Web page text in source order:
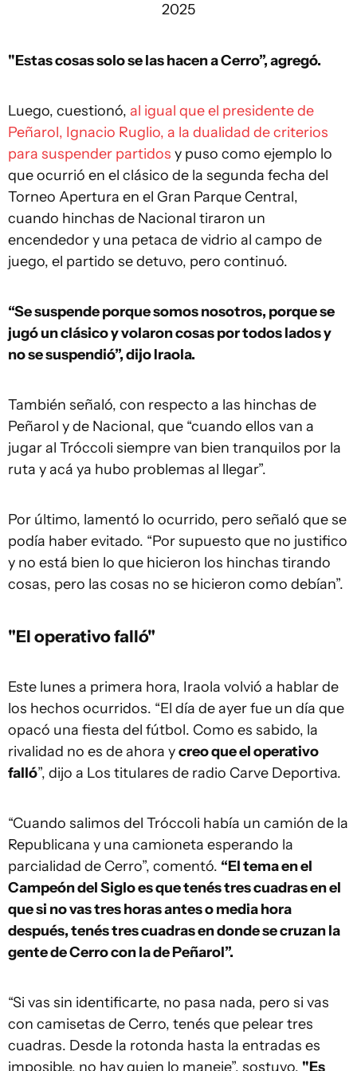
2025
"Estas cosas solo se las hacen a Cerro”, agregó.
Luego, cuestionó, al igual que el presidente de
Peñarol, Ignacio Ruglio, a la dualidad de criterios
para suspender partidos y puso como ejemplo lo
que ocurrió en el clásico de la segunda fecha del
Torneo Apertura en el Gran Parque Central,
cuando hinchas de Nacional tiraron un
encendedor y una petaca de vidrio al campo de
juego, el partido se detuvo, pero continuó.
“Se suspende porque somos nosotros, porque se
jugó un clásico y volaron cosas por todos lados y
no se suspendió”, dijo Iraola.
También señaló, con respecto a las hinchas de
Peñarol y de Nacional, que “cuando ellos van a
jugar al Tróccoli siempre van bien tranquilos por la
ruta y acá ya hubo problemas al llegar”.
Por último, lamentó lo ocurrido, pero señaló que se
podía haber evitado. “Por supuesto que no justifico
y no está bien lo que hicieron los hinchas tirando
cosas, pero las cosas no se hicieron como debían”.
"El operativo falló"
Este lunes a primera hora, Iraola volvió a hablar de
los hechos ocurridos. “El día de ayer fue un día que
opacó una fiesta del fútbol. Como es sabido, la
rivalidad no es de ahora ycreo que el operativo
falló”, dijo a Los titulares de radio Carve Deportiva.
“Cuando salimos del Tróccoli había un camión de la
Republicana y una camioneta esperando la
parcialidad de Cerro”, comentó. “El tema en el
Campeón del Siglo es que tenés tres cuadras en el
que si no vas tres horas antes o media hora
después, tenés tres cuadras en donde se cruzan la
gente de Cerro con la de Peñarol”.
“Si vas sin identificarte, no pasa nada, pero si vas
con camisetas de Cerro, tenés que pelear tres
cuadras. Desde la rotonda hasta la entradas es
imposible, no hay quien lo maneje”, sostuvo. "Es